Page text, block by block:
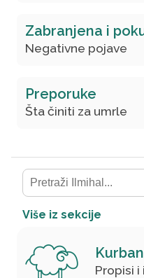
Zabranjena i
Negativne pojave
Preporuke
Šta činiti za umrle
Više iz sekcije
Kurban
Propisi